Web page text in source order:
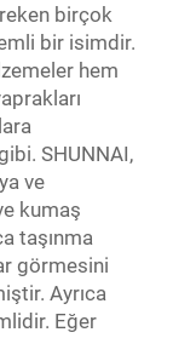
birçok
bir isimdir.
hem
SHUNNAI,
ve
kumaş
taşınma
görmesini
Ayrıca
Eğer